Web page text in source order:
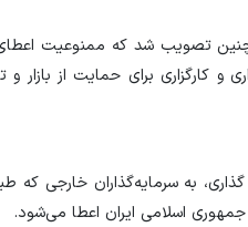
تصویب شد که ممنوعیت
کارگزاری برای حمایت از بازار و